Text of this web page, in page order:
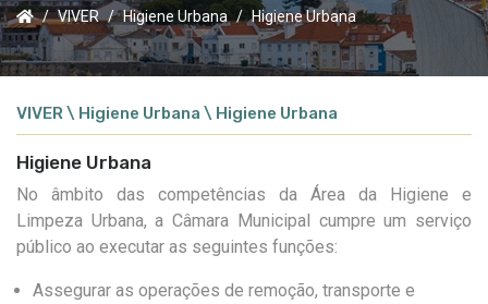
VIVER Higiene Urbana Higiene Urbana
VIVER \ Higiene Urbana \ Higiene Urbana
Higiene Urbana
No âmbito das competências da Área da Higiene e
Limpeza Urbana, a Câmara Municipal cumpre um serviço
público ao executar as seguintes funções:
Assegurar as operações de remoção, transporte e